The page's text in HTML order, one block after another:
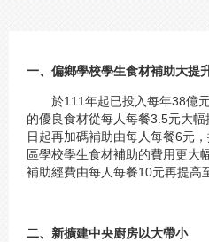
一、偏鄉學校學生食材補助大提
於111年起已投入每年38億元
的優良食材從每人每餐3.5元大
日起再加碼補助由每人每餐6元
區學校學生食材補助的費用更大
補助經費由每人每餐10元再提高
二、新擴建中央廚房以大帶小